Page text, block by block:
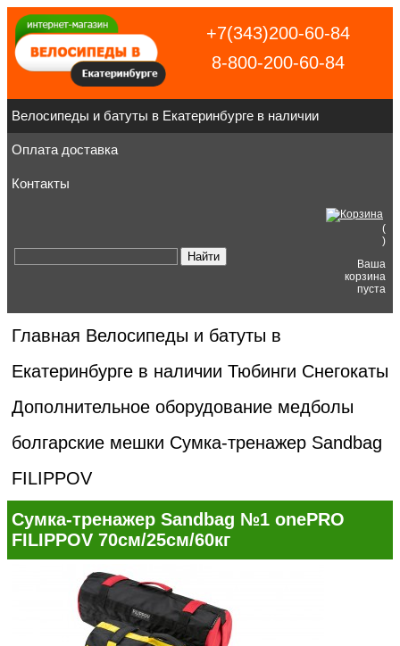
+7(343)200-60-84
8-800-200-60-84
Велосипеды и батуты в Екатеринбурге в наличии
Оплата доставка
Контакты
(
)
Ваша
корзина
пуста
Главная Велосипеды и батуты в
Екатеринбурге в наличии Тюбинги Снегокаты
Дополнительное оборудование медболы
болгарские мешки Сумка-тренажер Sandbag
FILIPPOV
Сумка-тренажер Sandbag №1 onePRO
FILIPPOV 70см/25см/60кг